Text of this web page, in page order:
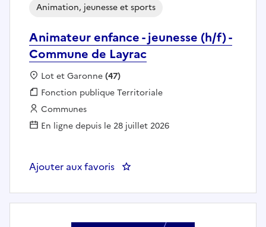
Animateur enfance - jeunesse (h/f) -
Commune de Layrac
Animation, jeunesse et sports
Localisation :
Lot et Garonne(47)
Fonction publique :
Fonction publique Territoriale
Employeur :
Communes
En ligne depuis le 28 juillet 2026
Ajouter aux favoris : Animateur enfance - jeunesse